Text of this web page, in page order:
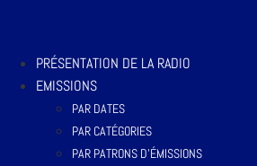
PRÉSENTATION DE LA RADIO
EMISSIONS
PAR DATES
PAR CATÉGORIES
PAR PATRONS D’ÉMISSIONS